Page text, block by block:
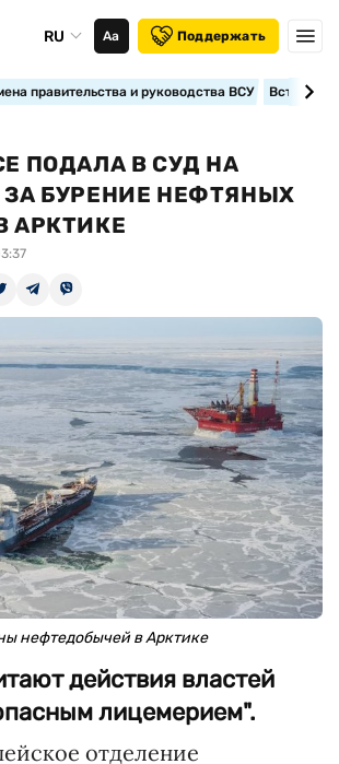
RU Аа Поддержать
правительства и руководства ВСУ
ПОДАЛА В СУД НА
БУРЕНИЕ НЕФТЯНЫХ
АРКТИКЕ
нефтедобычей в Арктике
действия властей
лицемерием".
отделение